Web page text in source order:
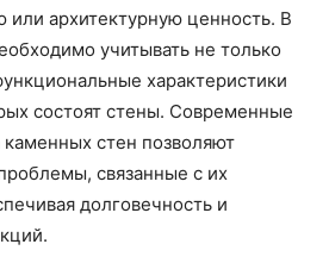
или архитектурную ценность. В
учитывать не только
характеристики
состоят стены. Современные
стен позволяют
связанные с их
долговечность и